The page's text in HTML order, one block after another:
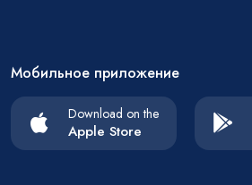
Мобильное приложение
Download on the
Apple Store